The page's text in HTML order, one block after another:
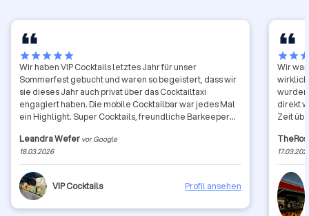
starstarstarstarstar
Wir haben VIP Cocktails letztes Jahr für unser
Sommerfest gebucht und waren so begeistert, dass wir
sie dieses Jahr auch privat über das Cocktailtaxi
engagiert haben. Die mobile Cocktailbar war jedes Mal
ein Highlight. Super Cocktails, freundliche Barkeeper
Cocktailbar oder ein Cocktailtaxi für Sommerfeste,
Firmenfeiern oder private Events sucht, kann ich VIP
Cocktails klar empfehlen.
Leandra Wefer vor Google
18.03.2026
VIP Cocktails Profil ansehen
starstar
Wir
direkt
Zeit
auf
war
top.